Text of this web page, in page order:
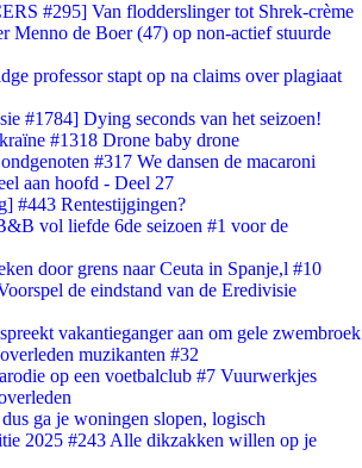
#295] Van flodderslinger tot Shrek-crème
Menno de Boer (47) op non-actief stuurde
professor stapt op na claims over plagiaat
#1784] Dying seconds van het seizoen!
#1318 Drone baby drone
#317 We dansen de macaroni
aan hoofd - Deel 27
#443 Rentestijgingen?
vol liefde 6de seizoen #1 voor de
door grens naar Ceuta in Spanje,l #10
de eindstand van de Eredivisie
vakantieganger aan om gele zwembroek
muzikanten #32
op een voetbalclub #7 Vuurwerkjes
ga je woningen slopen, logisch
2025 #243 Alle dikzakken willen op je